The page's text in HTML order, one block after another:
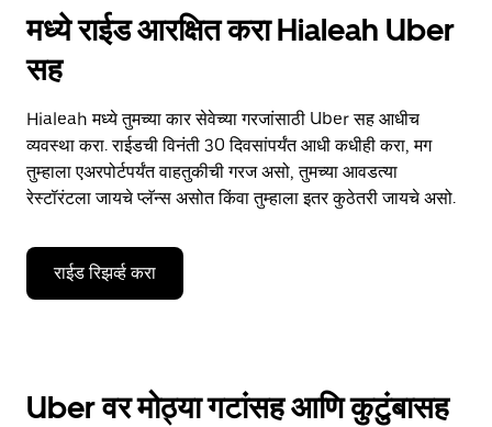
मध्ये राईड आरक्षित करा Hialeah Uber
सह
Hialeah मध्ये तुमच्या कार सेवेच्या गरजांसाठी Uber सह आधीच
व्यवस्था करा. राईडची विनंती 30 दिवसांपर्यंत आधी कधीही करा, मग
तुम्हाला एअरपोर्टपर्यंत वाहतुकीची गरज असो, तुमच्या आवडत्या
रेस्टॉरंटला जायचे प्लॅन्स असोत किंवा तुम्हाला इतर कुठेतरी जायचे असो.
राईड रिझर्व्ह करा
Uber वर मोठ्या गटांसह आणि कुटुंबासह